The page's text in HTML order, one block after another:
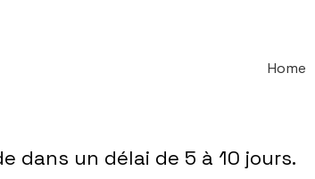
Home
dans un délai de 5 à 10 jours.